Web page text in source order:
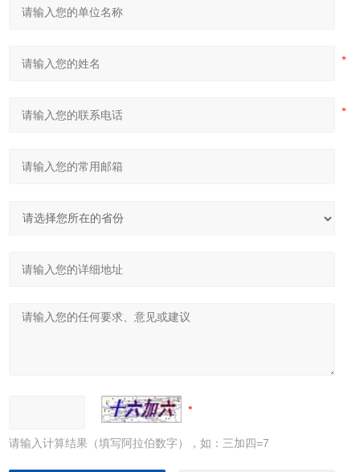
请输入计算结果（填写阿拉伯数字），如：三加四=7